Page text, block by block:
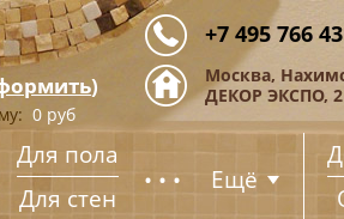
+7 495 766
Москва,
ДЕКОР ЭКСПО,
)
0 руб
Для пола
Для стен
... Ещё